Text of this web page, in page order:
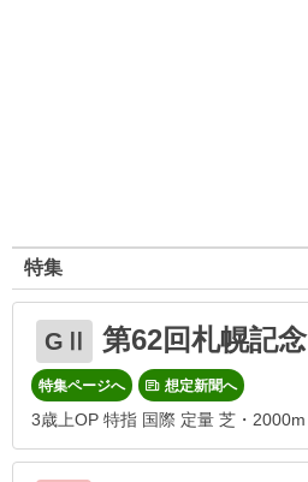
特集
GⅡ 第62回札幌記念
特集ページへ 想定新聞へ
3歳上OP 特指 国際 定量 芝・2000m